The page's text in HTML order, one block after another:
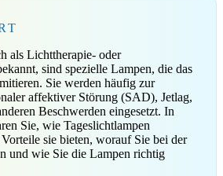
als Lichttherapie- oder
sind spezielle Lampen, die das
Sie werden häufig zur
affektiver Störung (SAD), Jetlag,
Beschwerden eingesetzt. In
Sie, wie Tageslichtlampen
sie bieten, worauf Sie bei der
und wie Sie die Lampen richtig